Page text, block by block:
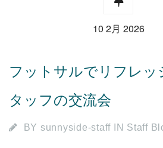
10 2月 2026
フットサルでリフレッ
タッフの交流会
BY sunnyside-staff IN Staff